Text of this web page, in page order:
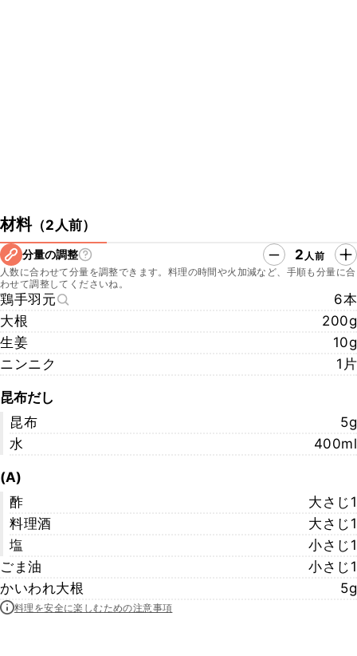
材料（2人前）
分量の調整 2 人前
人数に合わせて分量を調整できます。料理の時間や火加減など、手順も分量に合
わせて調整してくださいね。
鶏手羽元
6本
大根
200g
生姜
10g
ニンニク
1片
昆布だし
昆布
5g
水
400ml
(A)
酢
大さじ1
料理酒
大さじ1
塩
小さじ1
ごま油
小さじ1
かいわれ大根
5g
料理を安全に楽しむための注意事項